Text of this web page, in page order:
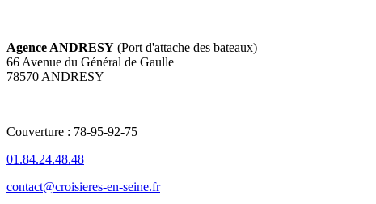
Agence ANDRESY (Port d'attache des bateaux)
66 Avenue du Général de Gaulle
78570 ANDRESY
Couverture : 78-95-92-75
01.84.24.48.48
contact@croisieres-en-seine.fr